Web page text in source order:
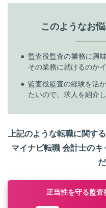
このようなお
監査役監査の業務に興
その業務に就けるのか
監査役監査の経験を活
たいので、求人を紹介
上記のような転職に関す
マイナビ転職 会計士のキ
正当性を守る監査